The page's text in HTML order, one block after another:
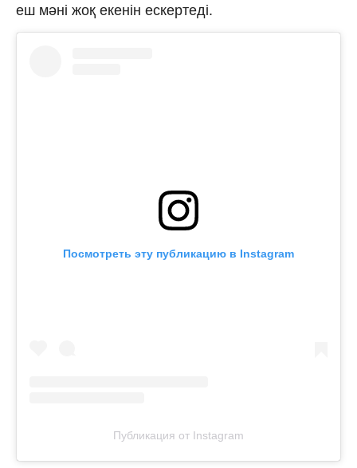
еш мәні жоқ екенін ескертеді.
Посмотреть эту публикацию в Instagram
Публикация от Instagram